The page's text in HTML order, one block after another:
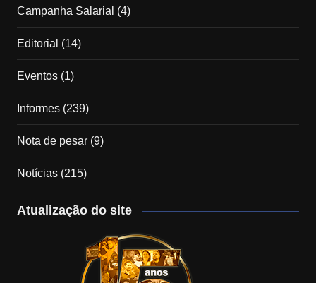
Campanha Salarial (4)
Editorial (14)
Eventos(1)
Informes(239)
Nota de pesar(9)
Notícias(215)
Atualização do site